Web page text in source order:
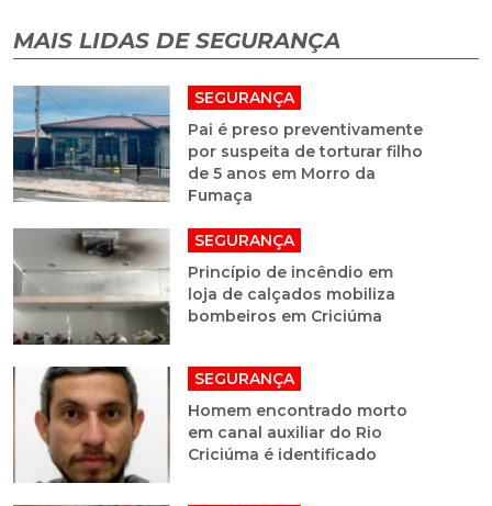
MAIS LIDAS DE SEGURANÇA
SEGURANÇA
Pai é preso preventivamente
por suspeita de torturar filho
de 5 anos em Morro da
Fumaça
SEGURANÇA
Princípio de incêndio em
loja de calçados mobiliza
bombeiros em Criciúma
SEGURANÇA
Homem encontrado morto
em canal auxiliar do Rio
Criciúma é identificado